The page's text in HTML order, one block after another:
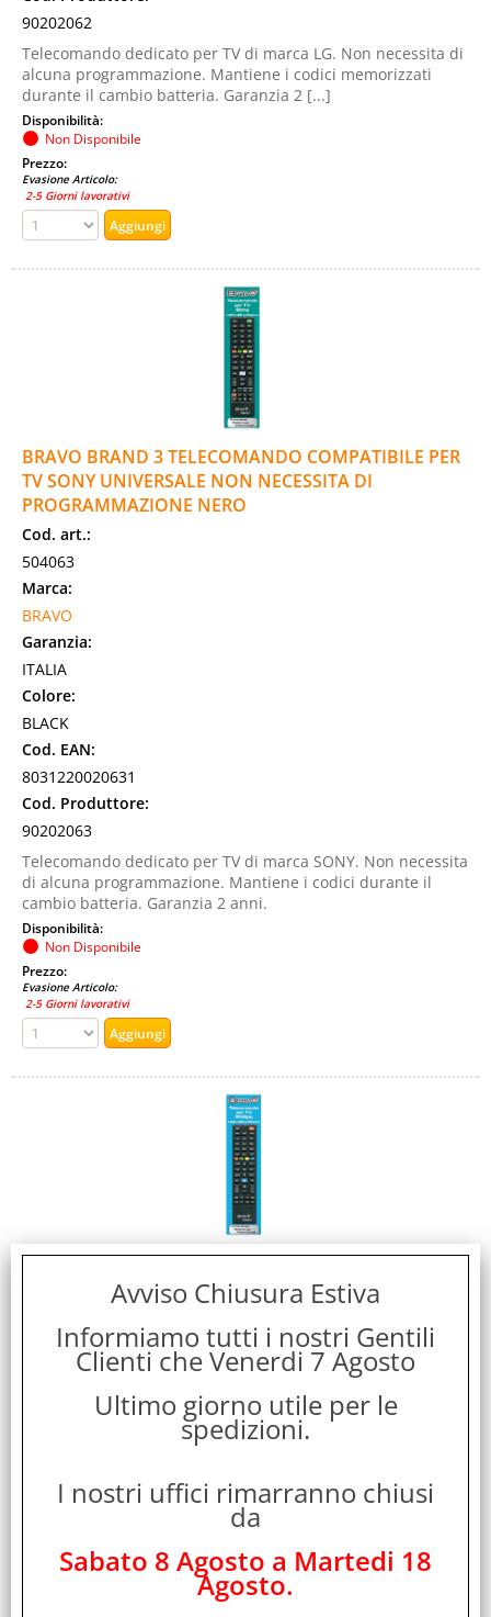
90202062
Telecomando dedicato per TV di marca LG. Non necessita di
alcuna programmazione. Mantiene i codici memorizzati
durante il cambio batteria. Garanzia 2 [...]
Disponibilità:
Non Disponibile
Prezzo:
Evasione Articolo:
2-5 Giorni lavorativi
BRAVO BRAND 3 TELECOMANDO COMPATIBILE PER
TV SONY UNIVERSALE NON NECESSITA DI
PROGRAMMAZIONE NERO
Cod. art.:
504063
Marca:
BRAVO
Garanzia:
ITALIA
Colore:
BLACK
Cod. EAN:
8031220020631
Cod. Produttore:
90202063
Telecomando dedicato per TV di marca SONY. Non necessita
di alcuna programmazione. Mantiene i codici durante il
cambio batteria. Garanzia 2 anni.
Disponibilità:
Non Disponibile
Prezzo:
Evasione Articolo:
2-5 Giorni lavorativi
TV PHILPS UNIVERSALE NON NECESSITA DI
Cod. art.:
Colore:
Cod. EAN:
Avviso Chiusura Estiva
Informiamo tutti i nostri Gentili
Clienti che Venerdi 7 Agosto
Ultimo giorno utile per le
spedizioni.
I nostri uffici rimarranno chiusi
da
Sabato 8 Agosto a Martedi 18
Agosto.